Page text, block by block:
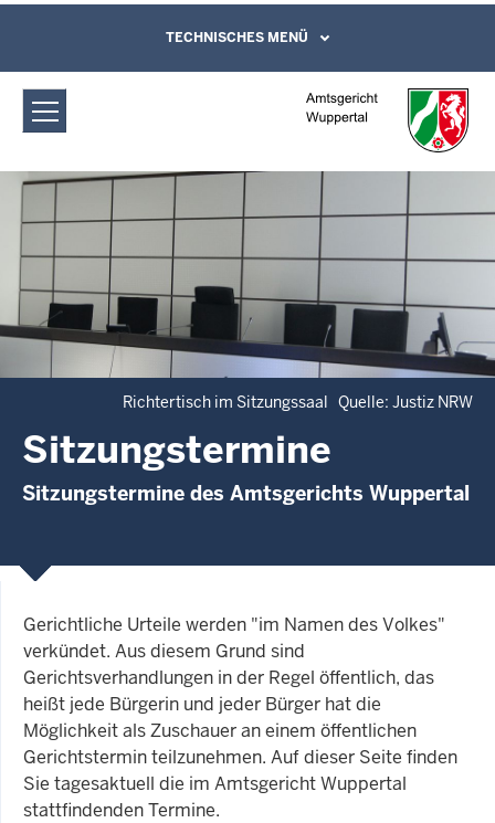
Amtsgericht Wuppertal:
Sitzungstermine
Direkt zum Inhalt
Leichte Sprache, Gebärdensprachenvideo
und Kontaktformular
TECHNISCHES MENÜ
Richtertisch im Sitzungssaal Quelle: Justiz NRW
Sitzungstermine
Sitzungstermine des Amtsgerichts Wuppertal
Gerichtliche Urteile werden "im Namen des Volkes"
verkündet. Aus diesem Grund sind
Gerichtsverhandlungen in der Regel öffentlich, das
heißt jede Bürgerin und jeder Bürger hat die
Möglichkeit als Zuschauer an einem öffentlichen
Gerichtstermin teilzunehmen. Auf dieser Seite finden
Sie tagesaktuell die im Amtsgericht Wuppertal
stattfindenden Termine.